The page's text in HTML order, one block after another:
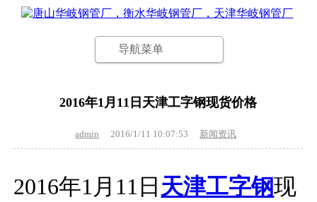
导航菜单
2016年1月11日天津工字钢现货价格
admin 2016/1/11 10:07:53 新闻资讯
2016年1月11日 天津工字钢现